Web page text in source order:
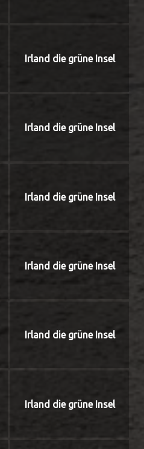
Irland die grüne Insel
Irland die grüne Insel
Irland die grüne Insel
Irland die grüne Insel
Irland die grüne Insel
Irland die grüne Insel